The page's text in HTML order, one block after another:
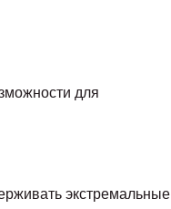
для
экстремальные